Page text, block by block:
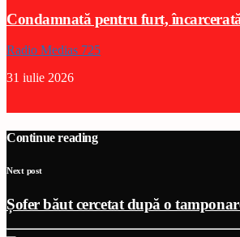
Condamnată pentru furt,
Radio Medias 725
31 iulie 2026
Continue reading
Next post
Șofer băut cercetat după o